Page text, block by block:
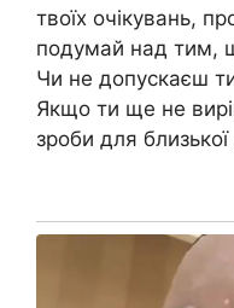
твоїх очікувань,
подумай над тим,
Чи не допускаєш
Якщо ти ще не
зроби для